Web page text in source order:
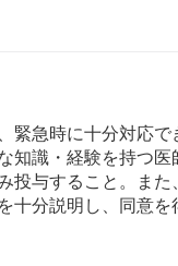
緊急時に十分対応
知識・経験を持つ
投与すること。ま
十分説明し、同意を